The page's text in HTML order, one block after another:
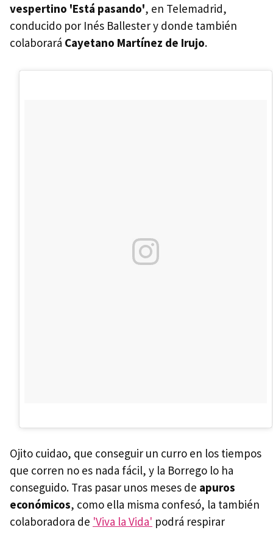
vespertino 'Está pasando', en Telemadrid,
conducido por Inés Ballester y donde también
colaborará Cayetano Martínez de Irujo.
Ojito cuidao, que conseguir un curro en los tiempos
que corren no es nada fácil, y la Borrego lo ha
conseguido. Tras pasar unos meses de apuros
económicos, como ella misma confesó, la también
colaboradora de 'Viva la Vida' podrá respirar